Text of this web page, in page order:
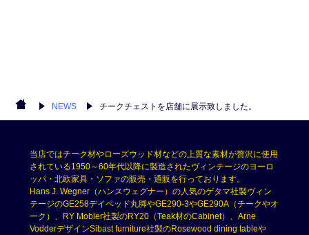
NEWS チークチェストを店舗に展示致しました。
当店ではチーク材やローズウッド材などの上質な素材が贅沢に使用
されている1950～60年代以降に製造されたヴィンテージのヨーロ
ッパ・北欧家具・ソファの販売・通販を行っております。
Hans J. Wegner（ハンスウェグナー）の人気のゲタマ社製ヴィン
テージのGE258デイベッド丸脚やGE290-3やGE290A（チークやオ
ーク）、RY Mobler社製のRY20（Teak材のCabinet）、Arne
VodderデザインSibast furniture社製のRosewood dining tableや